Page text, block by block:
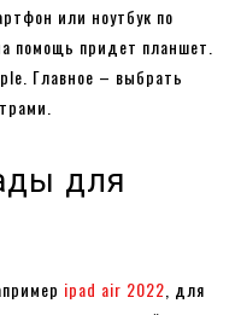
или ноутбук по
помощь придет планшет.
Главное – выбрать
для
ipad air 2022 , для